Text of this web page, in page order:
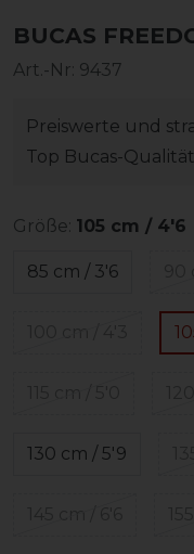
BUCAS
Art.-Nr: 9437
Preiswerte und
Top Bucas-Qualität
Größe: 105 cm / 4'6
85 cm / 3'6
130 cm / 5'9